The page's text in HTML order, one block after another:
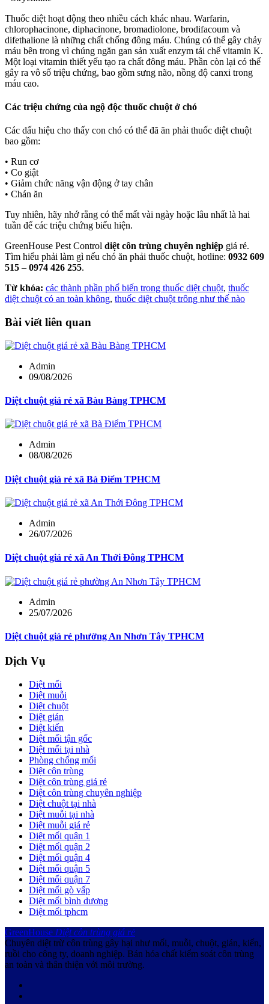
Thuốc diệt hoạt động theo nhiều cách khác nhau. Warfarin,
chlorophacinone, diphacinone, bromadiolone, brodifacoum và
difethalione là những chất chống đông máu. Chúng có thể gây chảy
máu bên trong vì chúng ngăn gan sản xuất enzym tái chế vitamin K.
Một loại vitamin thiết yếu tạo ra chất đông máu. Phần còn lại có thể
gây ra vô số triệu chứng, bao gồm sưng não, nồng độ canxi trong
máu cao.
Các triệu chứng của ngộ độc thuốc chuột ở chó
Các dấu hiệu cho thấy con chó có thể đã ăn phải thuốc diệt chuột
bao gồm:
• Run cơ
• Co giật
• Giảm chức năng vận động ở tay chân
• Chán ăn
Tuy nhiên, hãy nhớ rằng có thể mất vài ngày hoặc lâu nhất là hai
tuần để các triệu chứng biểu hiện.
GreenHouse Pest Control diệt côn trùng chuyên nghiệp giá rẻ.
Tìm hiểu phải làm gì nếu chó ăn phải thuốc chuột, hotline: 0932 609
515 – 0974 426 255.
Từ khóa: các thành phần phổ biến trong thuốc diệt chuột, thuốc
diệt chuột có an toàn không, thuốc diệt chuột trông như thế nào
Bài viết liên quan
Admin
09/08/2026
Diệt chuột giá rẻ xã Bàu Bàng TPHCM
Admin
08/08/2026
Diệt chuột giá rẻ xã Bà Điểm TPHCM
Admin
26/07/2026
Diệt chuột giá rẻ xã An Thới Đông TPHCM
Admin
25/07/2026
Diệt chuột giá rẻ phường An Nhơn Tây TPHCM
Dịch Vụ
Diệt mối
Diệt muỗi
Diệt chuột
Diệt gián
Diệt kiến
Diệt mối tận gốc
Diệt mối tại nhà
Phòng chống mối
Diệt côn trùng
Diệt côn trùng giá rẻ
Diệt côn trùng chuyên nghiệp
Diệt chuột tại nhà
Diệt muỗi tại nhà
Diệt muỗi giá rẻ
Diệt mối quận 1
Diệt mối quận 2
Diệt mối quận 4
Diệt mối quận 5
Diệt mối quận 7
Diệt mối gò vấp
Diệt mối bình dương
Diệt mối tphcm
GreenHouse Diệt côn trùng giá rẻ
Chuyên diệt trừ côn trùng gây hại như mối, muỗi, chuột, gián, kiến,
ruồi cho công ty, doanh nghiệp. Bán hóa chất kiểm soát côn trùng
an toàn và thân thiện với môi trường.